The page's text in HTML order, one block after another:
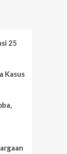
25
Kasus